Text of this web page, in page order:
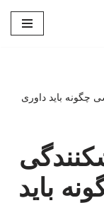
چگونه باید داوری
باید